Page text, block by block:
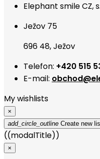
Elephant smile CZ,
Ježov 75
696 48, Ježov
Telefon: +420 515
E-mail:
My wishlists
×
add_circle_outline Create new
((modalTitle))
×